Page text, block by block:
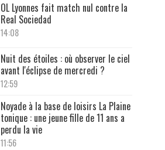
OL Lyonnes fait match nul contre la
Real Sociedad
14:08
Nuit des étoiles : où observer le ciel
avant l'éclipse de mercredi ?
12:59
Noyade à la base de loisirs La Plaine
tonique : une jeune fille de 11 ans a
perdu la vie
11:56